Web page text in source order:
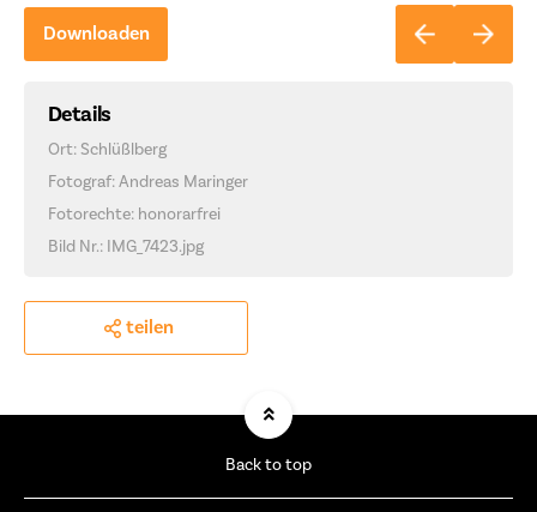
Downloaden
Details
Ort: Schlüßlberg
Fotograf: Andreas Maringer
Fotorechte: honorarfrei
Bild Nr.: IMG_7423.jpg
teilen
Back to top